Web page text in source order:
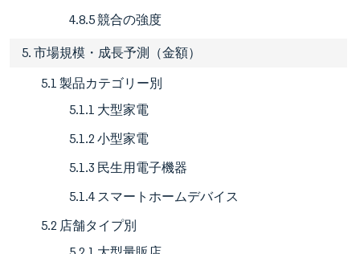
4.8.5 競合の強度
5. 市場規模・成長予測（金額）
5.1 製品カテゴリー別
5.1.1 大型家電
5.1.2 小型家電
5.1.3 民生用電子機器
5.1.4 スマートホームデバイス
5.2 店舗タイプ別